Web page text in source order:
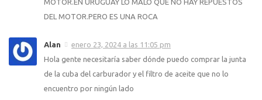
DEL MOTOR.PERO ES UNA ROCA
Alan
enero 23, 2024 a las 11:05 pm
Hola gente necesitaría saber dónde puedo comprar la junta
de la cuba del carburador y el filtro de aceite que no lo
encuentro por ningún lado